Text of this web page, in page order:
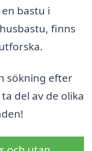
bastu i
finns
sökning efter
del av de olika